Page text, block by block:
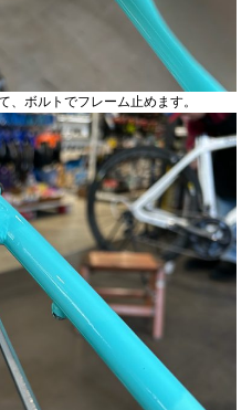
、ボルトでフレーム止めます。